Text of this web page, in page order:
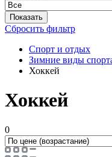
Сбросить фильтр
Спорт и отдых
Зимние виды
Хоккей
Хоккей
0